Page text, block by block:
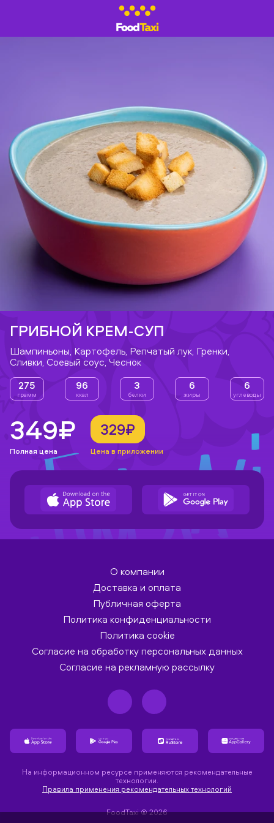
ГРИБНОЙ КРЕМ-СУП
Шампиньоны, Картофель, Репчатый лук, Гренки,
Сливки, Соевый соус, Чеснок
275
грамм
96
ккал
3
белки
6
жиры
6
углеводы
349₽
Полная цена
329₽
Цена в приложении
О компании
Доставка и оплата
Публичная оферта
Политика конфиденциальности
Политика cookie
Согласие на обработку персональных данных
Согласие на рекламную рассылку
На информационном ресурсе применяются рекомендательные
технологии.
Правила применения рекомендательных технологий
FoodTaxi ® 2026